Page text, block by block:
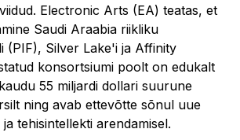
Electronic Arts (EA) teatas, et
Saudi Araabia riikliku
(PIF), Silver Lake'i ja Affinity
konsortsiumi poolt on edukalt
55 miljardi dollari suurune
ning avab ettevõtte sõnul uue
tehisintellekti arendamisel.